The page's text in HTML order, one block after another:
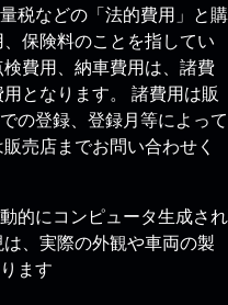
税などの「法的費用」と購
保険料のことを指してい
費用、納車費用は、諸費
となります。 諸費用は販
の登録、登録月等によって
売店までお問い合わせく
的にコンピュータ生成され
、実際の外観や車両の製
ます